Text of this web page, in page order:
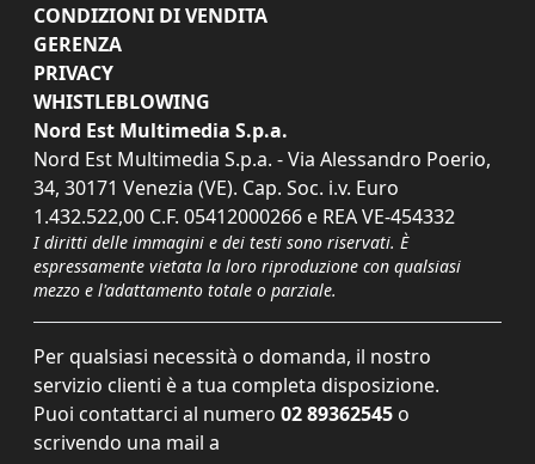
CONDIZIONI DI VENDITA
GERENZA
PRIVACY
WHISTLEBLOWING
Nord Est Multimedia S.p.a.
Nord Est Multimedia S.p.a. - Via Alessandro Poerio,
34, 30171 Venezia (VE). Cap. Soc. i.v. Euro
1.432.522,00 C.F. 05412000266 e REA VE-454332
I diritti delle immagini e dei testi sono riservati. È
espressamente vietata la loro riproduzione con qualsiasi
mezzo e l'adattamento totale o parziale.
Per qualsiasi necessità o domanda, il nostro
servizio clienti è a tua completa disposizione.
Puoi contattarci al numero 02 89362545 o
scrivendo una mail a